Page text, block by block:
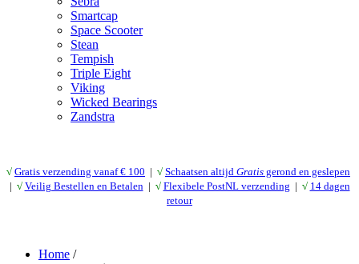
Smartcap
Space Scooter
Stean
Tempish
Triple Eight
Viking
Wicked Bearings
Zandstra
√ Gratis verzending vanaf € 100 | √ Schaatsen altijd Gratis gerond en geslepen
| √ Veilig Bestellen en Betalen | √ Flexibele PostNL verzending | √ 14 dagen
retour
Home /